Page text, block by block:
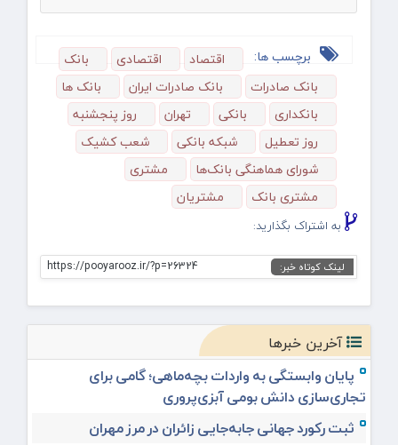
برچسب ها: اقتصاد اقتصادی
بانک
بانک صادرات
بانک صادرات ایران
بانک ها
بانکداری
بانکی تهران
روز پنجشنبه‌
روز تعطیل
شبکه بانکی
شعب کشیک
شورای هماهنگی بانک‌ها
مشتری
مشتری بانک
مشتریان
به اشتراک بگذارید:
لینک کوتاه خبر: https://pooyarooz.ir/?p=26324
آخرین خبرها
پایان وابستگی به واردات بچه‌ماهی؛ گامی برای
تجاری‌سازی دانش بومی آبزی‌پروری
ثبت رکورد جهانی جابه‌جایی زائران در مرز مهران